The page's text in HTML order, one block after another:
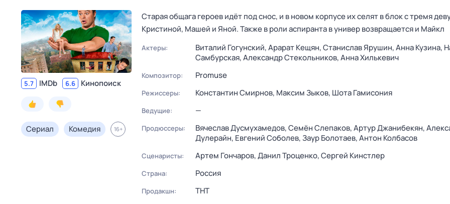
5.7 IMDb 6.6 Кинопоиск
Сериал Комедия 16+
Старая общага героев идёт под снос, и в новом корпусе их селят в блок с тремя
Кристиной, Машей и Яной. Также в роли аспиранта в универ возвращается и Майкл
Актеры: Виталий Гогунский,Арарат Кещян,Станислав Ярушин,Анна Кузина,
Самбурская,Александр Стекольников,Анна Хилькевич
Композитор: Promuse
Режиссеры: Константин Смирнов, Максим Зыков, Шота Гамисония
Ведущие: —
Продюссеры: Вячеслав Дусмухамедов,Семён Слепаков,Артур Джанибекян,
Дулерайн, Евгений Соболев,Заур Болотаев,Антон Колбасов
Сценаристы: Артем Гончаров,Данил Троценко,Сергей Кинстлер
Страна: Россия
Продакшн: ТНТ